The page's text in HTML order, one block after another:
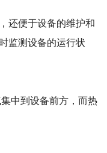
还便于设备的维护和
监测设备的运行状
中到设备前方，而热